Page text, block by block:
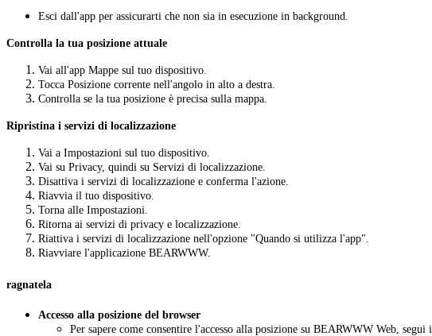
Esci dall'app per assicurarti che non sia in esecuzione in background.
Controlla la tua posizione attuale
Vai all'app Mappe sul tuo dispositivo.
Tocca Posizione corrente nell'angolo in alto a destra.
Controlla se la tua posizione è precisa sulla mappa.
Ripristina i servizi di localizzazione
Vai a Impostazioni sul tuo dispositivo.
Vai su Privacy, quindi su Servizi di localizzazione.
Disattiva i servizi di localizzazione e conferma l'azione.
Riavvia il tuo dispositivo.
Torna alle Impostazioni.
Ritorna ai servizi di privacy e localizzazione.
Riattiva i servizi di localizzazione nell'opzione "Quando si utilizza l'app".
Riavviare l'applicazione BEARWWW.
ragnatela
Accesso alla posizione del browser
Per sapere come consentire l'accesso alla posizione su BEARWWW Web, segui i